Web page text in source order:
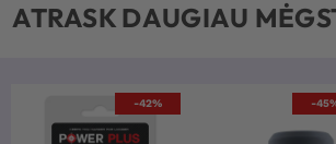
ATRASK DAUGIAU
-42% -